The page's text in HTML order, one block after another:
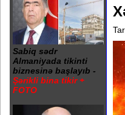
Sabiq sədr
Almaniyada tikinti
biznesinə başlayıb -
Şərikli bina tikir +
FOTO